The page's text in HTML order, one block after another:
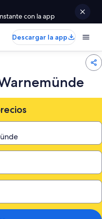
con la app
Descargar la app